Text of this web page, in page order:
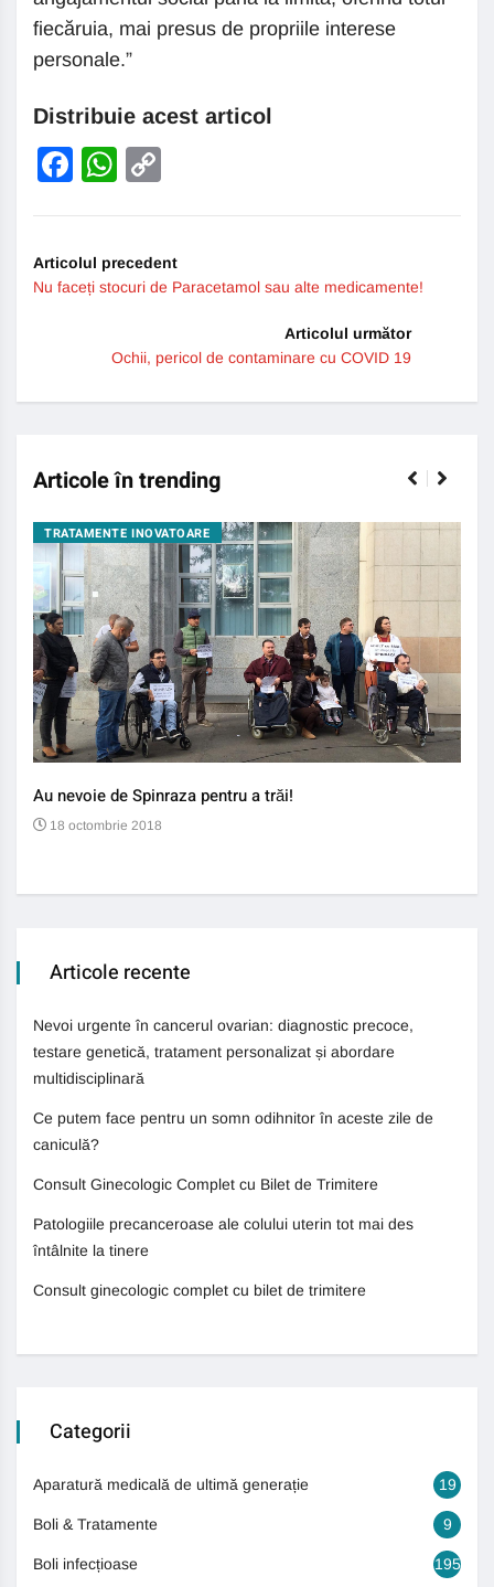
fiecăruia, mai presus de propriile interese
personale.”
Distribuie acest articol
Facebook
WhatsApp
Articolul precedent
Nu faceți stocuri de Paracetamol sau alte medicamente!
Articolul următor
Ochii, pericol de contaminare cu COVID 19
Articole în trending
TRATAMENTE INOVATOARE
Au nevoie de Spinraza pentru a trăi!
18 octombrie 2018
Articole recente
Nevoi urgente în cancerul ovarian: diagnostic precoce,
testare genetică, tratament personalizat și abordare
multidisciplinară
Ce putem face pentru un somn odihnitor în aceste zile de
caniculă?
Consult Ginecologic Complet cu Bilet de Trimitere
Patologiile precanceroase ale colului uterin tot mai des
întâlnite la tinere
Consult ginecologic complet cu bilet de trimitere
Categorii
Aparatură medicală de ultimă generație 19
Boli & Tratamente 9
Boli infecțioase 195